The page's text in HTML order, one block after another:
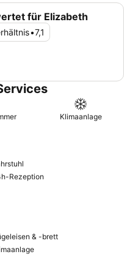
für Elizabeth
•7,1
Klimaanlage
Rezeption
& -brett